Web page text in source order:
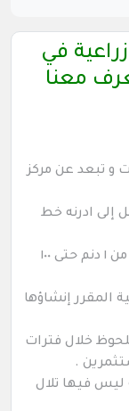
في
معنا
و تبعد عن مركز
إلى ادرنه خط
– القطع المتواجدة بمساحات مختلفة تبدأ من ١ دنم حتى ١٠٠
المقرر إنشاؤها
خلال فترات
.
فيها تلال